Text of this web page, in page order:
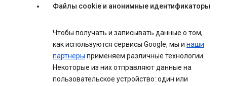
Файлы cookie и анонимные идентификаторы
Чтобы получать и записывать данные о том,
как используются сервисы Google, мы и наши
партнеры применяем различные технологии.
Некоторые из них отправляют данные на
пользовательское устройство: один или